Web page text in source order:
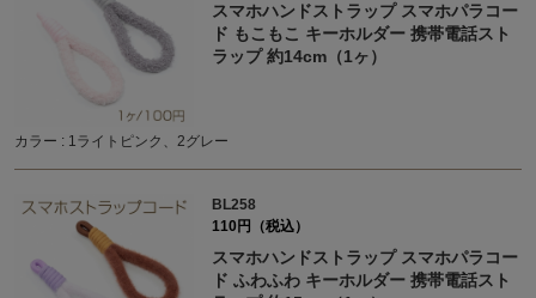
スマホハンドストラップ スマホパラコー
ド もこもこ キーホルダー 携帯電話スト
ラップ 約14cm（1ヶ）
カラー : 1ライトピンク、2グレー
BL258
110円（税込）
スマホハンドストラップ スマホパラコー
ド ふわふわ キーホルダー 携帯電話スト